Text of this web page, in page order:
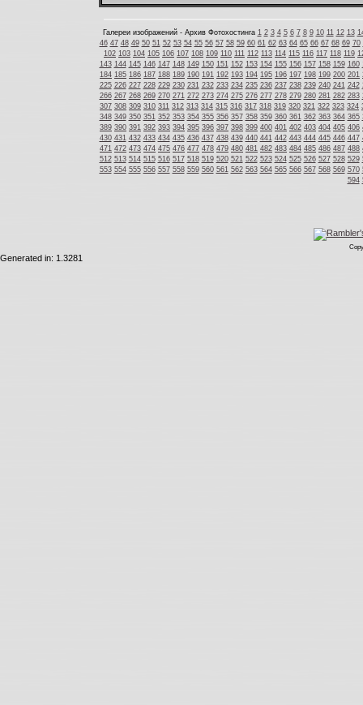
Галереи изображений - Архив Фотохостинга 1 2 3 4 5 6 7 8 9 10 11 12 13
46 47 48 49 50 51 52 53 54 55 56 57 58 59 60 61 62 63 64 65 66 67 68 69 70
102 103 104 105 106 107 108 109 110 111 112 113 114 115 116 117 118 119
143 144 145 146 147 148 149 150 151 152 153 154 155 156 157 158 159 160
184 185 186 187 188 189 190 191 192 193 194 195 196 197 198 199 200 201
225 226 227 228 229 230 231 232 233 234 235 236 237 238 239 240 241 242
266 267 268 269 270 271 272 273 274 275 276 277 278 279 280 281 282 283
307 308 309 310 311 312 313 314 315 316 317 318 319 320 321 322 323 324
348 349 350 351 352 353 354 355 356 357 358 359 360 361 362 363 364 365
389 390 391 392 393 394 395 396 397 398 399 400 401 402 403 404 405 406
430 431 432 433 434 435 436 437 438 439 440 441 442 443 444 445 446 447
471 472 473 474 475 476 477 478 479 480 481 482 483 484 485 486 487 488
512 513 514 515 516 517 518 519 520 521 522 523 524 525 526 527 528 529
553 554 555 556 557 558 559 560 561 562 563 564 565 566 567 568 569 570
594
Generated in: 1.3281